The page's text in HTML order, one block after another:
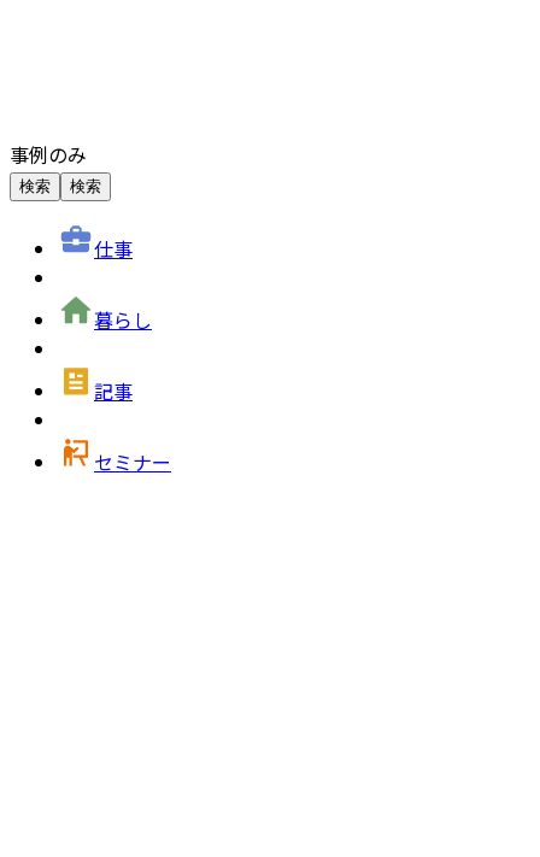
事例のみ
検索 検索
仕事
暮らし
記事
セミナー